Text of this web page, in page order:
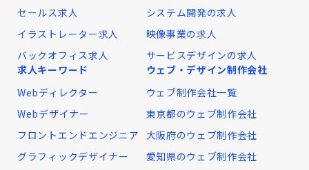
セールス求人
イラストレーター求人
バックオフィス求人
システム開発の求人
映像事業の求人
サービスデザインの求人
求人キーワード
Webディレクター
Webデザイナー
フロントエンドエンジニア
グラフィックデザイナー
ウェブ・デザイン制作会社
ウェブ制作会社一覧
東京都のウェブ制作会社
大阪府のウェブ制作会社
愛知県のウェブ制作会社